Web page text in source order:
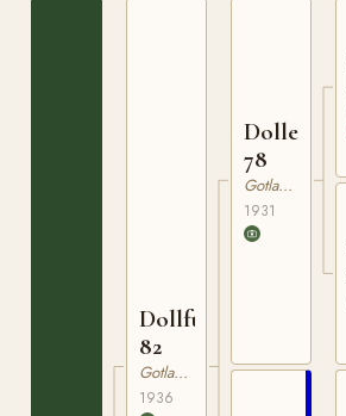
Dollfuss
82
Gotlandsruss
1936
Dolle
78
Gotlandsruss
1931